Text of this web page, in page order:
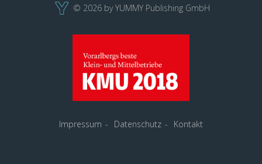
© 2026 by YUMMY Publishing GmbH
Impressum Datenschutz Kontakt